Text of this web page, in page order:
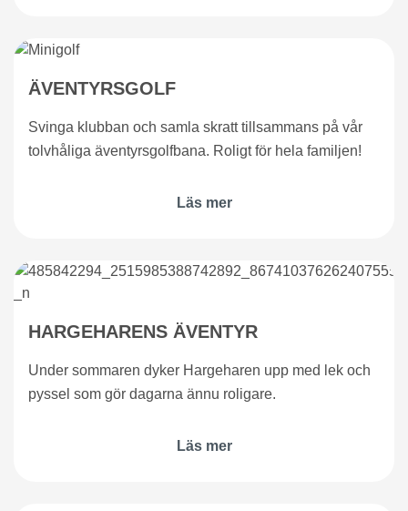
ÄVENTYRSGOLF
Svinga klubban och samla skratt tillsammans på vår
tolvhåliga äventyrsgolfbana. Roligt för hela familjen!
Läs mer
HARGEHARENS ÄVENTYR
Under sommaren dyker Hargeharen upp med lek och
pyssel som gör dagarna ännu roligare.
Läs mer